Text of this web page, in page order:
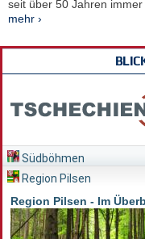
seit über 50 Jahren
mehr ›
Südböhmen
Region Pilsen
Region Pilsen - Im